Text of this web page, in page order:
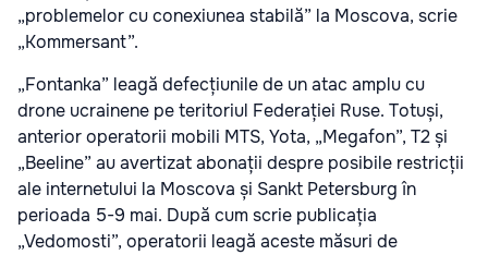
„problemelor cu conexiunea stabilă” la Moscova, scrie
„Kommersant”.
„Fontanka” leagă defecțiunile de un atac amplu cu
drone ucrainene pe teritoriul Federației Ruse. Totuși,
anterior operatorii mobili MTS, Yota, „Megafon”, T2 și
„Beeline” au avertizat abonații despre posibile restricții
ale internetului la Moscova și Sankt Petersburg în
perioada 5-9 mai. După cum scrie publicația
„Vedomosti”, operatorii leagă aceste măsuri de